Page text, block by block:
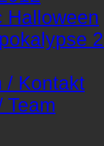
Halloween
/ Kontakt
Team